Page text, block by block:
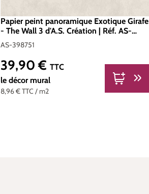
Papier peint panoramique Exotique Girafe
- The Wall 3 d'A.S. Création | Réf. AS-
398751
AS-398751
8,96 €TTC / m2
Prix régulier :
39,90 € TTC
le décor mural